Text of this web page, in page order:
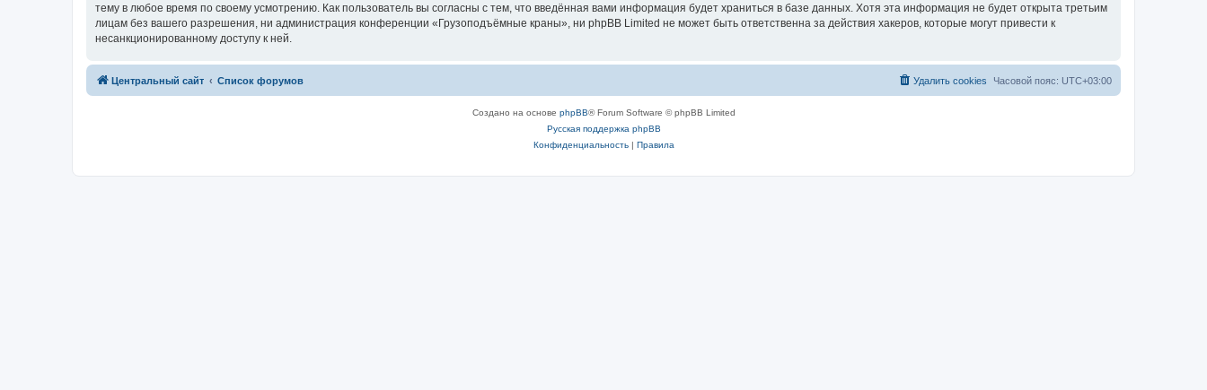
тему в любое время по своему усмотрению. Как пользователь вы согласны с тем, что введённая вами информация будет храниться в базе данных. Хотя эта информация не будет открыта третьим
лицам без вашего разрешения, ни администрация конференции «Грузоподъёмные краны», ни phpBB Limited не может быть ответственна за действия хакеров, которые могут привести к
несанкционированному доступу к ней.
Центральный сайт Список форумов Часовой пояс: UTC+03:00
Удалить cookies
Создано на основе phpBB® Forum Software © phpBB Limited
Русская поддержка phpBB
Конфиденциальность| Правила